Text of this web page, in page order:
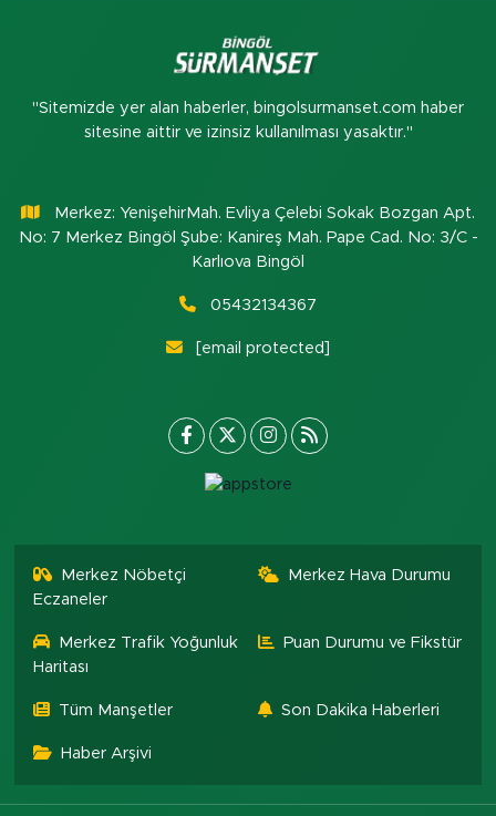
"Sitemizde yer alan haberler, bingolsurmanset.com haber
sitesine aittir ve izinsiz kullanılması yasaktır."
Merkez: YenişehirMah. Evliya Çelebi Sokak Bozgan Apt.
No: 7 Merkez Bingöl Şube: Kanireş Mah. Pape Cad. No: 3/C -
Karlıova Bingöl
05432134367
[email protected]
Merkez Nöbetçi
Eczaneler
Merkez Hava Durumu
Merkez Trafik Yoğunluk
Haritası
Puan Durumu ve Fikstür
Tüm Manşetler Son Dakika Haberleri
Haber Arşivi